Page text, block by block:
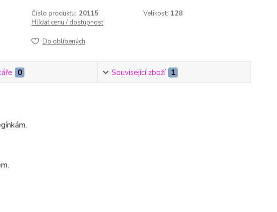
Číslo produktu: 20115 Velikost: 128
Hlídat cenu / dostupnost
Do oblíbených
0 Související zboží 1